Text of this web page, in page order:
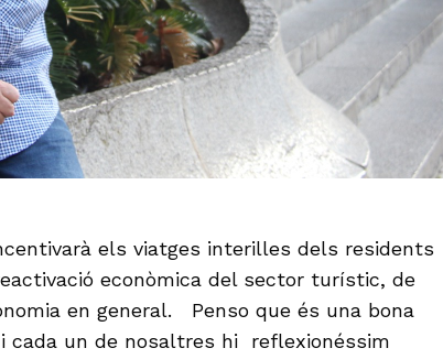
els viatges interilles dels residents
econòmica del sector turístic, de
en general. Penso que és una bona
cada un de nosaltres hi reflexionéssim